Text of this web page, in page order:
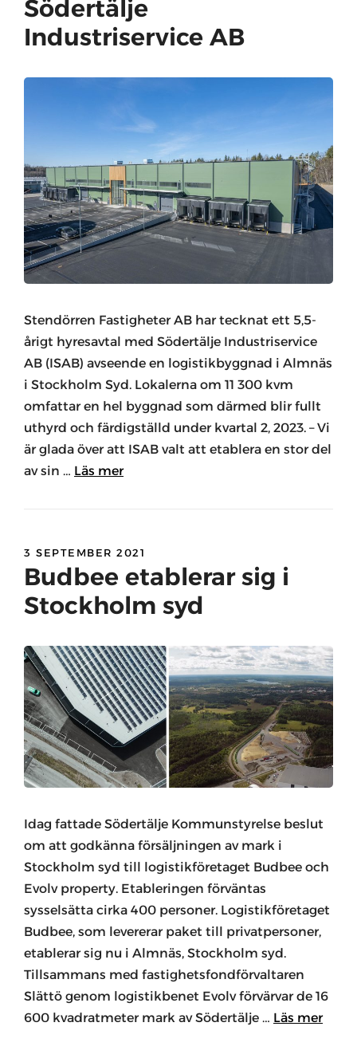
Södertälje
Industriservice AB
Stendörren Fastigheter AB har tecknat ett 5,5-
årigt hyresavtal med Södertälje Industriservice
AB (ISAB) avseende en logistikbyggnad i Almnäs
i Stockholm Syd. Lokalerna om 11 300 kvm
omfattar en hel byggnad som därmed blir fullt
uthyrd och färdigställd under kvartal 2, 2023. – Vi
är glada över att ISAB valt att etablera en stor del
av sin … Läs mer
3 SEPTEMBER 2021
Budbee etablerar sig i
Stockholm syd
Idag fattade Södertälje Kommunstyrelse beslut
om att godkänna försäljningen av mark i
Stockholm syd till logistikföretaget Budbee och
Evolv property. Etableringen förväntas
sysselsätta cirka 400 personer. Logistikföretaget
Budbee, som levererar paket till privatpersoner,
etablerar sig nu i Almnäs, Stockholm syd.
Tillsammans med fastighetsfondförvaltaren
Slättö genom logistikbenet Evolv förvärvar de 16
600 kvadratmeter mark av Södertälje … Läs mer